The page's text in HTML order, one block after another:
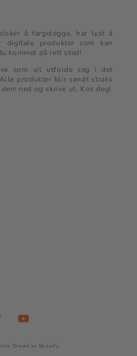
å fargelegge, har lyst å
produkter som kan
kommet på rett sted!
som vil utfolde seg i det
produkter blir sendt straks
ned og skrive ut. Kos deg!
YouTube
Drevet av Shopify